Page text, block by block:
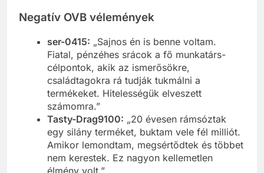
Negatív OVB vélemények
ser-0415: „Sajnos én is benne voltam.
Fiatal, pénzéhes srácok a fő munkatárs-
célpontok, akik az ismerősökre,
családtagokra rá tudják tukmálni a
termékeket. Hitelességük elveszett
számomra.”
Tasty-Drag9100: „20 évesen rámsóztak
egy silány terméket, buktam vele fél milliót.
Amikor lemondtam, megsértődtek és többet
nem kerestek. Ez nagyon kellemetlen